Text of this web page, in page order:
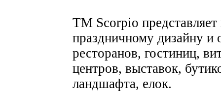
ТМ Scorpio
праздничному дизайну
ресторанов, гостиниц,
центров, выставок,
ландшафта, елок.